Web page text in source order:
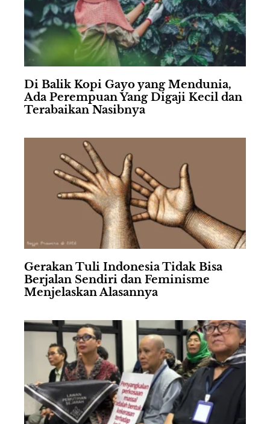
Di Balik Kopi Gayo yang Mendunia,
Ada Perempuan Yang Digaji Kecil dan
Terabaikan Nasibnya
Gerakan Tuli Indonesia Tidak Bisa
Berjalan Sendiri dan Feminisme
Menjelaskan Alasannya